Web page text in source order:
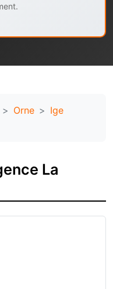
Orne
Ige
La